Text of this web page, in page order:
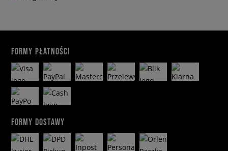
FORMY PŁATNOŚCI
FORMY DOSTAWY